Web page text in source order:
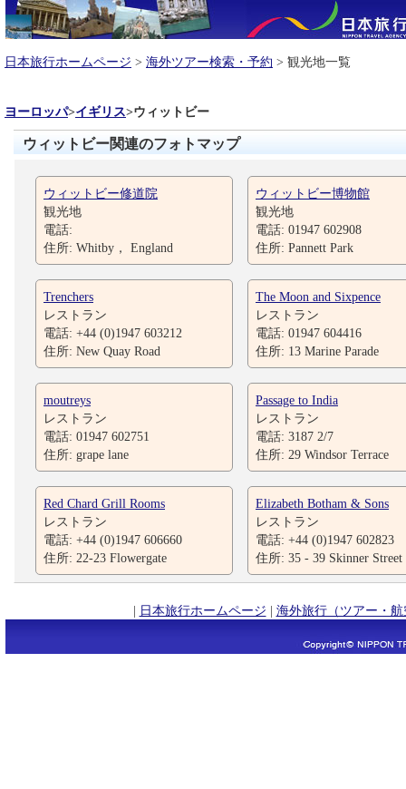
日本旅行ホームページ > 海外ツアー検索・予約 > 観光地一覧
ヨーロッパ>イギリス>ウィットビー
ウィットビー関連のフォトマップ
ウィットビー修道院
観光地
電話:
住所: Whitby， England
ウィットビー博物館
観光地
電話: 01947 602908
住所: Pannett Park
Trenchers
レストラン
電話: +44 (0)1947 603212
住所: New Quay Road
The Moon and Sixpence
レストラン
電話: 01947 604416
住所: 13 Marine Parade
moutreys
レストラン
電話: 01947 602751
住所: grape lane
Passage to India
レストラン
電話: 3187 2/7
住所: 29 Windsor Terrace
Red Chard Grill Rooms
レストラン
電話: +44 (0)1947 606660
住所: 22-23 Flowergate
Elizabeth Botham & Sons
レストラン
電話: +44 (0)1947 602823
住所: 35 - 39 Skinner Street
| 日本旅行ホームページ | 海外旅行（ツアー・航